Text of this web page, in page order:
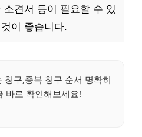
견서 등이 필요할 수 있
이 좋습니다.
청구,중복 청구 순서 명확히
바로 확인해보세요!